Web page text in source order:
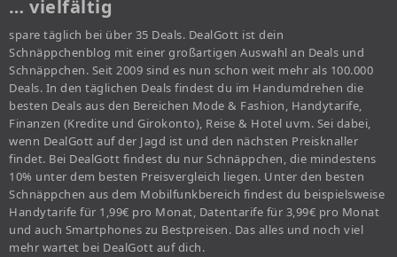
… vielfältig
spare täglich bei über 35 Deals. DealGott ist dein
Schnäppchenblog mit einer großartigen Auswahl an Deals und
Schnäppchen. Seit 2009 sind es nun schon weit mehr als 100.000
Deals. In den täglichen Deals findest du im Handumdrehen die
besten Deals aus den Bereichen Mode & Fashion, Handytarife,
Finanzen (Kredite und Girokonto), Reise & Hotel uvm. Sei dabei,
wenn DealGott auf der Jagd ist und den nächsten Preisknaller
findet. Bei DealGott findest du nur Schnäppchen, die mindestens
10% unter dem besten Preisvergleich liegen. Unter den besten
Schnäppchen aus dem Mobilfunkbereich findest du beispielsweise
Handytarife für 1,99€ pro Monat, Datentarife für 3,99€ pro Monat
und auch Smartphones zu Bestpreisen. Das alles und noch viel
mehr wartet bei DealGott auf dich.